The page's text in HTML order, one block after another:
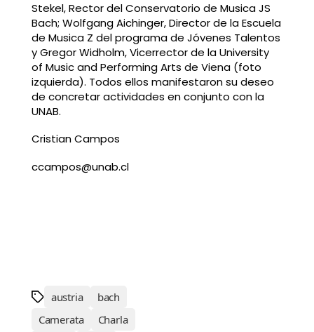
Stekel, Rector del Conservatorio de Musica JS
Bach; Wolfgang Aichinger, Director de la Escuela
de Musica Z del programa de Jóvenes Talentos
y Gregor Widholm, Vicerrector de la University
of Music and Performing Arts de Viena (foto
izquierda). Todos ellos manifestaron su deseo
de concretar actividades en conjunto con la
UNAB.
Cristian Campos
ccampos@unab.cl
austria
bach
Camerata
Charla